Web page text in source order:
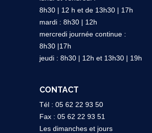
8h30 | 12 h et de 13h30 | 17h
mardi : 8h30 | 12h
mercredi journée continue :
8h30 |17h
jeudi : 8h30 | 12h et 13h30 | 19h
CONTACT
Tél : 05 62 22 93 50
Fax : 05 62 22 93 51
Les dimanches et jours